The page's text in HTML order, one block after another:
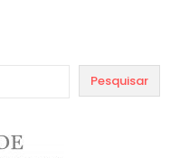
Pesquisar